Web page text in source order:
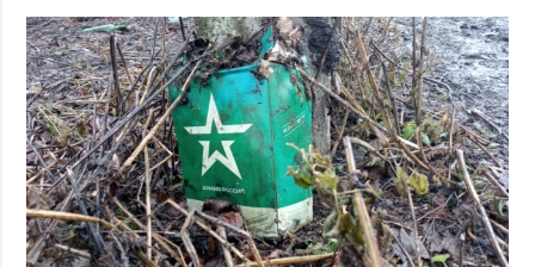
Política
Economía
Defensa
Sociedad y
Cultura
Deportes
Crimen
servicios
Política de
privacidad y
protección de
datos personales